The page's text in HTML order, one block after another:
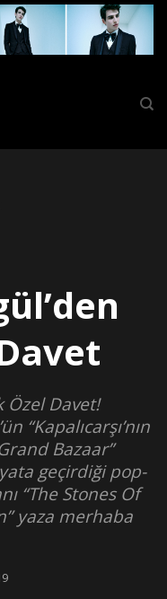
Özel Davet!
“Kapalıcarşı’nın
Bazaar”
geçirdiği pop-
“The Stones Of
yaza merhaba